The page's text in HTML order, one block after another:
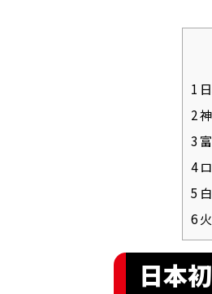
1
2
3
4
5
6
日本